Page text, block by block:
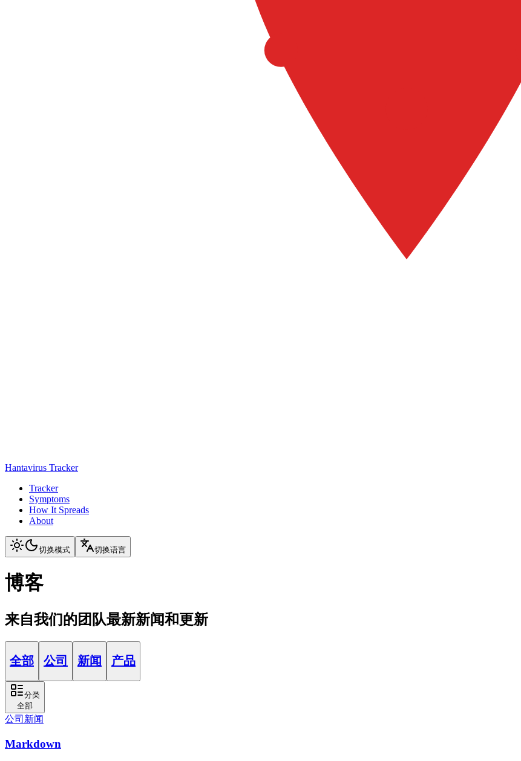
Hantavirus Tracker
Tracker
Symptoms
How It Spreads
About
切换模式 切换语言
博客
来自我们的团队最新新闻和更新
全部 公司 新闻 产品
分类
全部
公司 新闻
Markdown